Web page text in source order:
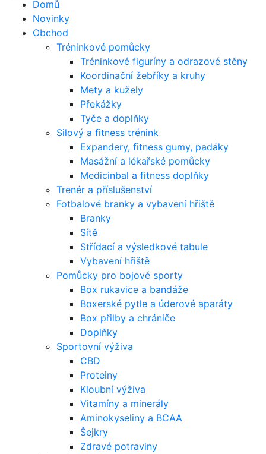
Domů
Novinky
Obchod
Tréninkové pomůcky
Tréninkové figuríny a odrazové stěny
Koordinační žebříky a kruhy
Mety a kužely
Překážky
Tyče a doplňky
Silový a fitness trénink
Expandery, fitness gumy, padáky
Masážní a lékařské pomůcky
Medicinbal a fitness doplňky
Trenér a příslušenství
Fotbalové branky a vybavení hřiště
Branky
Sítě
Střídací a výsledkové tabule
Vybavení hřiště
Pomůcky pro bojové sporty
Box rukavice a bandáže
Boxerské pytle a úderové aparáty
Box přilby a chrániče
Doplňky
Sportovní výživa
CBD
Proteiny
Kloubní výživa
Vitamíny a minerály
Aminokyseliny a BCAA
Šejkry
Zdravé potraviny